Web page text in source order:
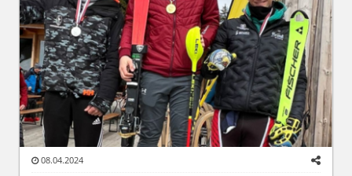
08.04.2024